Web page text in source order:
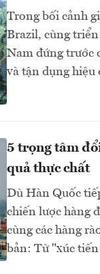
Trong bối cảnh
Brazil, cùng
Nam đứng trước
và tận dụng
5 trọng tâm
quả thực chất
Dù Hàn Quốc
chiến lược hàng
cùng các hàng
bản: Từ "xúc